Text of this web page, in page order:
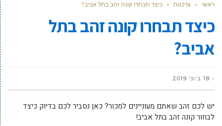
ראשי » צרכנות » כיצד תבחרו קונה זהב בתל אביב?
כיצד תבחרו קונה זהב בתל
אביב?
18 ביוני 2019
יש לכם זהב שאתם מעוניינים למכור? כאן נסביר לכם בדיוק כיצד
לבחור קונה זהב בתל אביב!